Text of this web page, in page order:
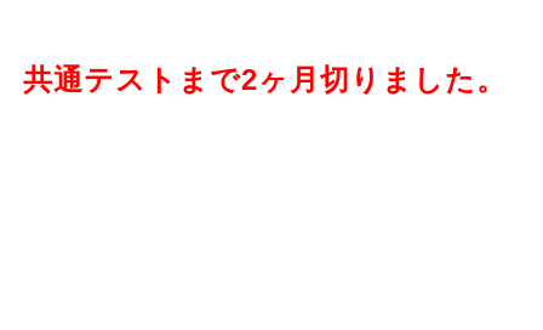
共通テストまで2ヶ月切りました。